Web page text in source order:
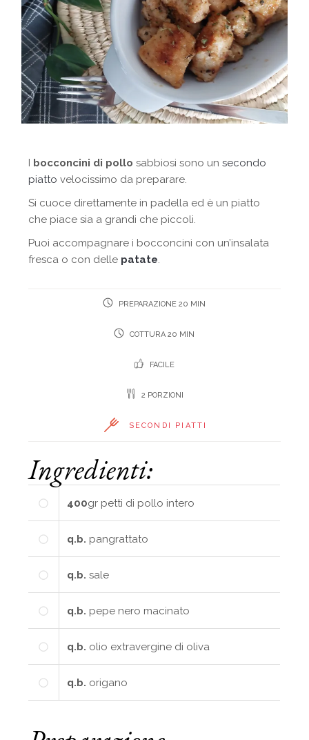
I bocconcini di pollo sabbiosi sono unsecondo
piattovelocissimo da preparare.
Si cuoce direttamente in padella ed è un piatto
che piace sia a grandi che piccoli.
Puoi accompagnare i bocconcini con un’insalata
fresca o con delle patate.
PREPARAZIONE 20 MIN
COTTURA 20 MIN
FACILE
2 PORZIONI
SECONDI PIATTI
Ingredienti:
400gr petti di pollo intero
q.b. pangrattato
q.b. sale
q.b. pepe nero macinato
q.b. olio extravergine di oliva
q.b. origano